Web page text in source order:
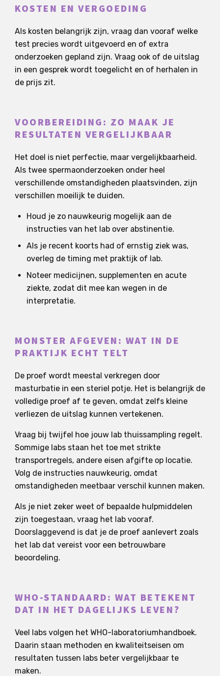
KOSTEN EN VERGOEDING
Als kosten belangrijk zijn, vraag dan vooraf welke
test precies wordt uitgevoerd en of extra
onderzoeken gepland zijn. Vraag ook of de uitslag
in een gesprek wordt toegelicht en of herhalen in
de prijs zit.
VOORBEREIDING: ZO MAAK JE
RESULTATEN VERGELIJKBAAR
Het doel is niet perfectie, maar vergelijkbaarheid.
Als twee spermaonderzoeken onder heel
verschillende omstandigheden plaatsvinden, zijn
verschillen moeilijk te duiden.
Houd je zo nauwkeurig mogelijk aan de
instructies van het lab over abstinentie.
Als je recent koorts had of ernstig ziek was,
overleg de timing met praktijk of lab.
Noteer medicijnen, supplementen en acute
ziekte, zodat dit mee kan wegen in de
interpretatie.
MONSTER AFGEVEN: WAT IN DE
PRAKTIJK ECHT TELT
De proef wordt meestal verkregen door
masturbatie in een steriel potje. Het is belangrijk de
volledige proef af te geven, omdat zelfs kleine
verliezen de uitslag kunnen vertekenen.
Vraag bij twijfel hoe jouw lab thuissampling regelt.
Sommige labs staan het toe met strikte
transportregels, andere eisen afgifte op locatie.
Volg de instructies nauwkeurig, omdat
omstandigheden meetbaar verschil kunnen maken.
Als je niet zeker weet of bepaalde hulpmiddelen
zijn toegestaan, vraag het lab vooraf.
Doorslaggevend is dat je de proef aanlevert zoals
het lab dat vereist voor een betrouwbare
beoordeling.
WHO-STANDAARD: WAT BETEKENT
DAT IN HET DAGELIJKS LEVEN?
Veel labs volgen het WHO-laboratoriumhandboek.
Daarin staan methoden en kwaliteitseisen om
resultaten tussen labs beter vergelijkbaar te
maken.